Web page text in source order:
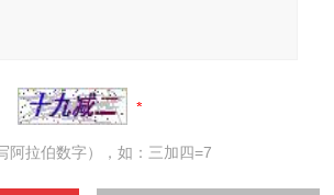
阿拉伯数字），如：三加四=7